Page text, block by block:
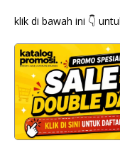
klik di bawah ini 👇